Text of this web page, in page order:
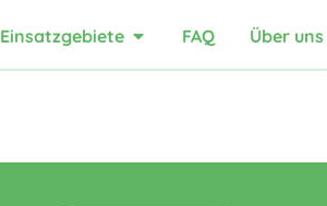
Einsatzgebiete FAQ Über uns